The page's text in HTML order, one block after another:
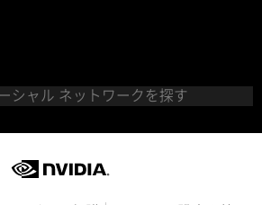
シャル ネットワークを探す